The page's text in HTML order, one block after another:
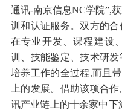
通讯-南京信息NC学院”,
训和认证服务。双方的
在专业开发、课程建设
训、技能鉴定、技术研
培养工作的全过程,而且
上的发展。借助该项合
讯产业链上的十余家中下